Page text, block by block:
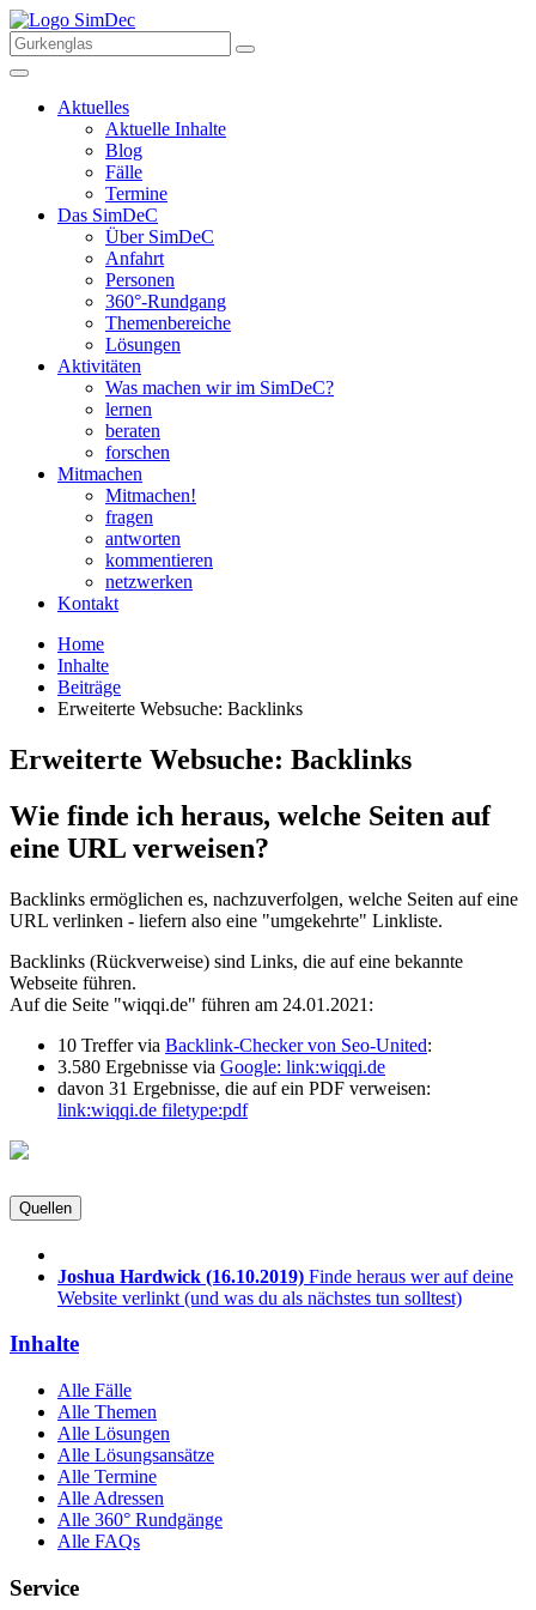
Aktuelles
Aktuelle Inhalte
Blog
Fälle
Termine
Das SimDeC
Über SimDeC
Anfahrt
Personen
360°-Rundgang
Themenbereiche
Lösungen
Aktivitäten
Was machen wir im SimDeC?
lernen
beraten
forschen
Mitmachen
Mitmachen!
fragen
antworten
kommentieren
netzwerken
Kontakt
Home
Inhalte
Beiträge
Erweiterte Websuche: Backlinks
Erweiterte Websuche: Backlinks
Wie finde ich heraus, welche Seiten auf
eine URL verweisen?
Backlinks ermöglichen es, nachzuverfolgen, welche Seiten auf eine
URL verlinken - liefern also eine "umgekehrte" Linkliste.
Backlinks (Rückverweise) sind Links, die auf eine bekannte
Webseite führen.
Auf die Seite "wiqqi.de" führen am 24.01.2021:
10 Treffer via Backlink-Checker von Seo-United:
3.580 Ergebnisse via Google: link:wiqqi.de
davon 31 Ergebnisse, die auf ein PDF verweisen:
link:wiqqi.de filetype:pdf
Quellen
Joshua Hardwick (16.10.2019) Finde heraus wer auf deine
Website verlinkt (und was du als nächstes tun solltest)
Inhalte
Alle Fälle
Alle Themen
Alle Lösungen
Alle Lösungsansätze
Alle Termine
Alle Adressen
Alle 360° Rundgänge
Alle FAQs
Service